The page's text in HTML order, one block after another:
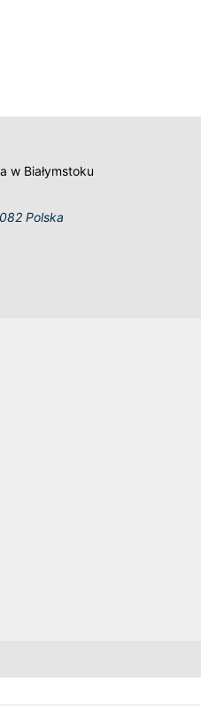
w Białymstoku
Polska